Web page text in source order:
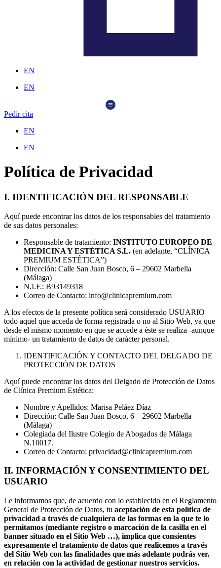
EN
EN
Pedir cita
EN
EN
Política de Privacidad
I. IDENTIFICACIÓN DEL RESPONSABLE
Aquí puede encontrar los datos de los responsables del tratamiento
de sus datos personales:
Responsable de tratamiento: INSTITUTO EUROPEO DE
MEDICINA Y ESTÉTICA S.L. (en adelante, “CLÍNICA
PREMIUM ESTÉTICA”)
Dirección: Calle San Juan Bosco, 6 – 29602 Marbella
(Málaga)
N.I.F.: B93149318
Correo de Contacto: info@clinicapremium.com
A los efectos de la presente política será considerado USUARIO
todo aquel que acceda de forma registrada o no al Sitio Web, ya que
desde el mismo momento en que se accede a éste se realiza -aunque
mínimo- un tratamiento de datos de carácter personal.
IDENTIFICACIÓN Y CONTACTO DEL DELGADO DE
PROTECCIÓN DE DATOS
Aquí puede encontrar los datos del Delgado de Protección de Datos
de Clínica Premium Estética:
Nombre y Apellidos: Marisa Peláez Díaz
Dirección: Calle San Juan Bosco, 6 – 29602 Marbella
(Málaga)
Colegiada del Ilustre Colegio de Abogados de Málaga
N.10017.
Correo de Contacto: privacidad@clinicapremium.com
II. INFORMACIÓN Y CONSENTIMIENTO DEL
USUARIO
Le informamos que, de acuerdo con lo establecido en el Reglamento
General de Protección de Datos, tu aceptación de esta política de
privacidad a través de cualquiera de las formas en la que te lo
permitamos (mediante registro o marcación de la casilla en el
banner situado en el Sitio Web …), implica que consientes
expresamente el tratamiento de datos que realicemos a través
del Sitio Web con las finalidades que más adelante podrás ver,
en relación con la actividad de gestionar nuestros servicios.